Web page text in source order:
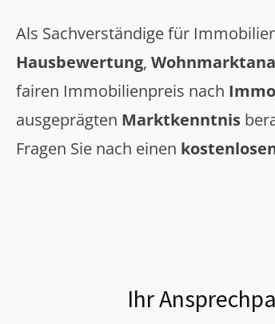
Als Sachverständige für
Hausbewertung,
fairen Immobilienpreis nach
ausgeprägten Marktkenntnis
Fragen Sie nach einen
Ihr